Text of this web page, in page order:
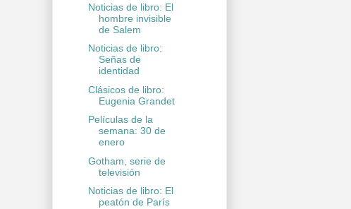
Noticias de libro: El
hombre invisible
de Salem
Noticias de libro:
Señas de
identidad
Clásicos de libro:
Eugenia Grandet
Películas de la
semana: 30 de
enero
Gotham, serie de
televisión
Noticias de libro: El
peatón de París